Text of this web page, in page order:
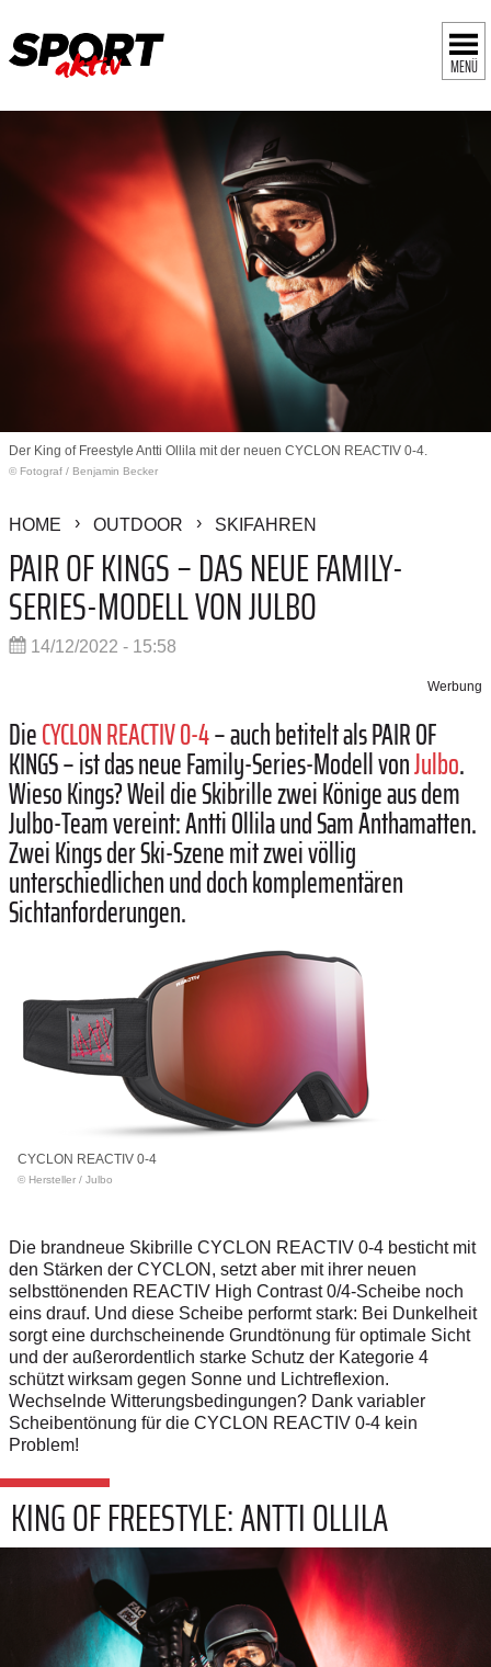
MENÜ
Der King of Freestyle Antti Ollila mit der neuen CYCLON REACTIV 0-4.
© Fotograf / Benjamin Becker
HOME OUTDOOR SKIFAHREN
PAIR OF KINGS – DAS NEUE FAMILY-
SERIES-MODELL VON JULBO
14/12/2022 - 15:58
Werbung
DieCYCLON REACTIV 0-4–auch betitelt alsPAIR OF
KINGS –ist das neueFamily-Series-Modell vonJulbo.
Wieso Kings? Weil die Skibrille zwei Könige aus dem
Julbo-Team vereint:Antti Ollila undSam Anthamatten.
Zwei Kings der Ski-Szene mit zwei völlig
unterschiedlichen und doch komplementären
Sichtanforderungen.
CYCLON REACTIV 0-4
© Hersteller / Julbo
Die brandneue Skibrille CYCLON REACTIV 0-4 besticht mit
den Stärken der CYCLON, setzt aber mit ihrer neuen
selbsttönenden REACTIV High Contrast 0/4-Scheibe noch
eins drauf. Und diese Scheibe performt stark: Bei Dunkelheit
sorgt eine durchscheinende Grundtönung für optimale Sicht
und der außerordentlich starke Schutz der Kategorie 4
schützt wirksam gegen Sonne und Lichtreflexion.
Wechselnde Witterungsbedingungen? Dank variabler
Scheibentönung für die CYCLON REACTIV 0-4 kein
Problem!
KING OF FREESTYLE: ANTTI OLLILA